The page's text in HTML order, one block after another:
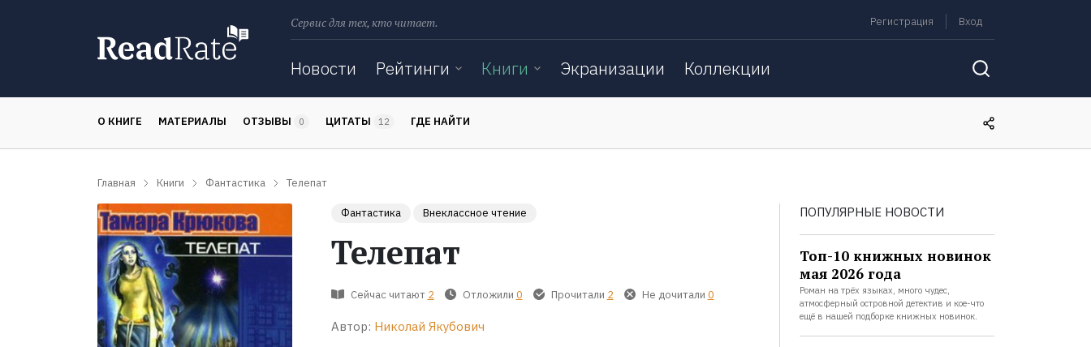
Сервис для тех, кто читает. Регистрация Вход
Новости Рейтинги Книги Экранизации Коллекции
О КНИГЕ МАТЕРИАЛЫ ОТЗЫВЫ 0 ЦИТАТЫ 12 ГДЕ НАЙТИ
Главная Книги Фантастика Телепат
Фантастика Внеклассное чтение
Телепат
Сейчас читают 2 Отложили 0 Прочитали 2 Не дочитали 0
Автор: Николай Якубович
ПОПУЛЯРНЫЕ НОВОСТИ
Топ-10 книжных новинок
мая 2026 года
Роман на трёх языках, много чудес,
атмосферный островной детектив и кое-что
ещё в нашей подборке книжных новинок.